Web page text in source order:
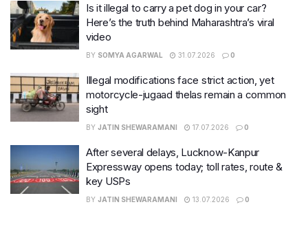
Is it illegal to carry a pet dog in your car?
Here’s the truth behind Maharashtra’s viral
video
BY SOMYA AGARWAL 31.07.2026 0
Illegal modifications face strict action, yet
motorcycle-jugaad thelas remain a common
sight
BY JATIN SHEWARAMANI 17.07.2026 0
After several delays, Lucknow-Kanpur
Expressway opens today; toll rates, route &
key USPs
BY JATIN SHEWARAMANI 13.07.2026 0